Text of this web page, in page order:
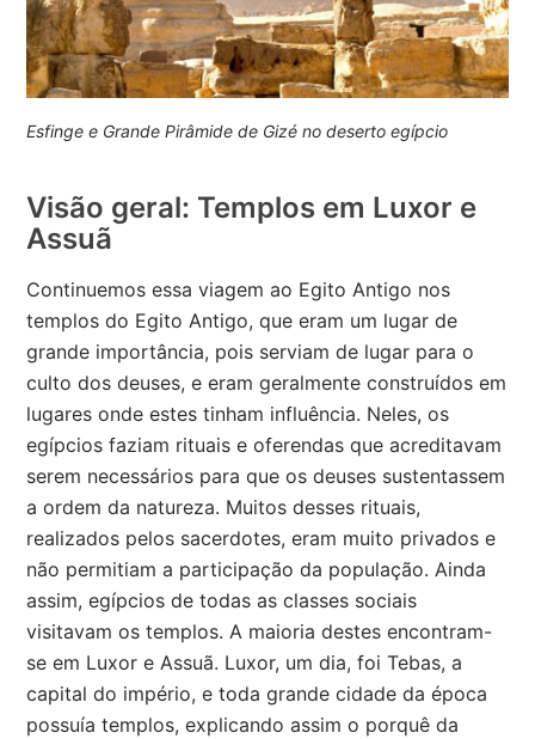
Esfinge e Grande Pirâmide de Gizé no deserto egípcio
Visão geral: Templos em Luxor e
Assuã
Continuemos essa viagem ao Egito Antigo nos
templos do Egito Antigo, que eram um lugar de
grande importância, pois serviam de lugar para o
culto dos deuses, e eram geralmente construídos em
lugares onde estes tinham influência. Neles, os
egípcios faziam rituais e oferendas que acreditavam
serem necessários para que os deuses sustentassem
a ordem da natureza. Muitos desses rituais,
realizados pelos sacerdotes, eram muito privados e
não permitiam a participação da população. Ainda
assim, egípcios de todas as classes sociais
visitavam os templos. A maioria destes encontram-
se em Luxor e Assuã. Luxor, um dia, foi Tebas, a
capital do império, e toda grande cidade da época
possuía templos, explicando assim o porquê da